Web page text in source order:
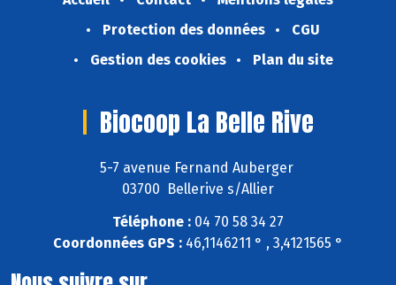
Protection des données
CGU
Gestion des cookies
Plan du site
Biocoop La Belle Rive
5-7 avenue Fernand Auberger
03700 Bellerive s/Allier
Téléphone : 04 70 58 34 27
Coordonnées GPS : 46,1146211 ° , 3,4121565 °